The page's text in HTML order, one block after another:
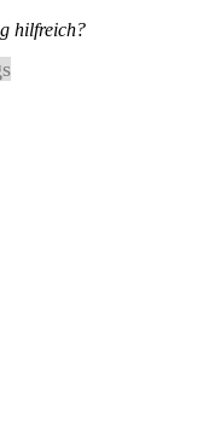
hilfreich?